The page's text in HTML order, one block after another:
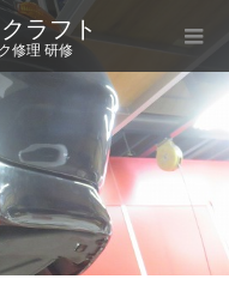
クラフト
修理 研修